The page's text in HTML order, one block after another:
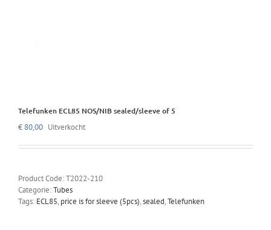
Telefunken ECL85 NOS/NIB sealed/sleeve of 5
€ 80,00 Uitverkocht
Product Code:T2022-210
Categorie:Tubes
Tags: ECL85, price is for sleeve (5pcs),sealed,Telefunken